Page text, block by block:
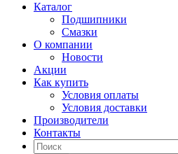
Каталог
Подшипники
Смазки
О компании
Новости
Акции
Как купить
Условия оплаты
Условия доставки
Производители
Контакты